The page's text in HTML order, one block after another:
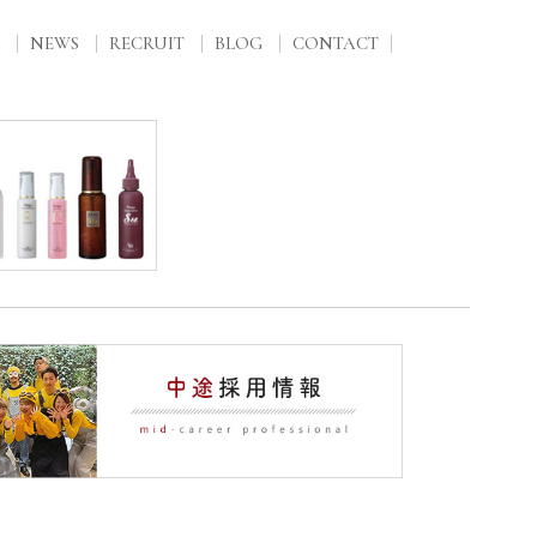
NEWS RECRUIT BLOG CONTACT